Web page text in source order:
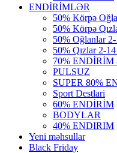
ENDİRİMLƏR
50% Körpə
50% Körpə
50% Oğlanlar 2-
50% Qızlar 2-14
70% ENDİRİM
PULSUZ
SUPER 80%
Sport Destlari
60% ENDİRİM
BODYLAR
40% ENDIRIM
Yeni məhsullar
Black Friday